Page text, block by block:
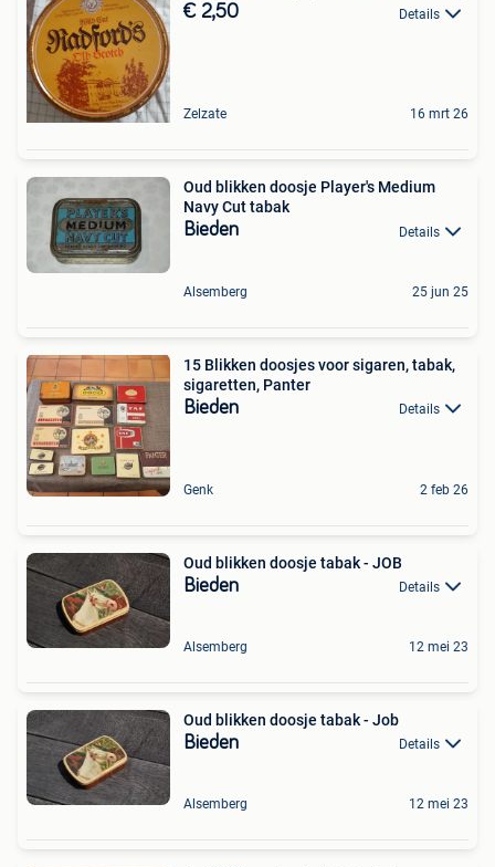
€ 2,50 Details
Zelzate 16 mrt 26
Oud blikken doosje Player's Medium
Navy Cut tabak
Bieden Details
Alsemberg 25 jun 25
15 Blikken doosjes voor sigaren, tabak,
sigaretten, Panter
Bieden Details
Genk 2 feb 26
Oud blikken doosje tabak - JOB
Bieden Details
Alsemberg 12 mei 23
Oud blikken doosje tabak - Job
Bieden Details
Alsemberg 12 mei 23